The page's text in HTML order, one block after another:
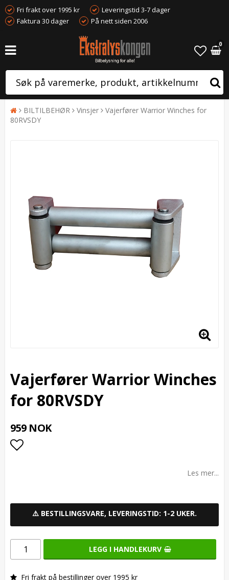
Fri frakt over 1995 kr
Leveringstid 3-7 dager
Faktura 30 dager
På nett siden 2006
0
BILTILBEHØR Vinsjer
Vajerfører Warrior Winches for
80RVSDY
Vajerfører Warrior Winches
for 80RVSDY
959 NOK
Les mer...
⚠️ BESTILLINGSVARE, LEVERINGSTID: 1-2 UKER.
LEGG I HANDLEKURV
Fri frakt på bestillinger over 1995 kr